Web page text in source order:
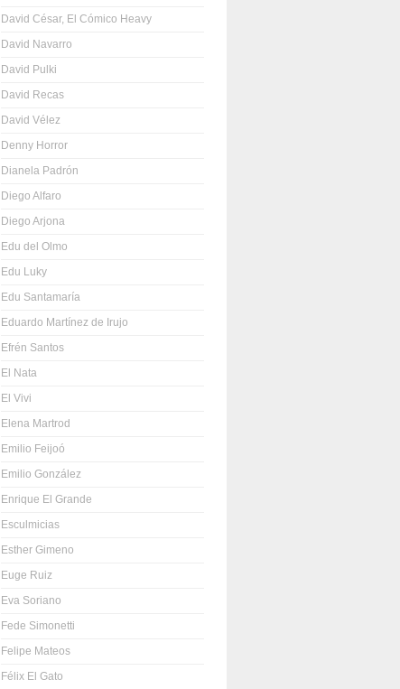
David César, El Cómico Heavy
David Navarro
David Pulki
David Recas
David Vélez
Denny Horror
Dianela Padrón
Diego Alfaro
Diego Arjona
Edu del Olmo
Edu Luky
Edu Santamaría
Eduardo Martínez de Irujo
Efrén Santos
El Nata
El Vivi
Elena Martrod
Emilio Feijoó
Emilio González
Enrique El Grande
Esculmicias
Esther Gimeno
Euge Ruiz
Eva Soriano
Fede Simonetti
Felipe Mateos
Félix El Gato